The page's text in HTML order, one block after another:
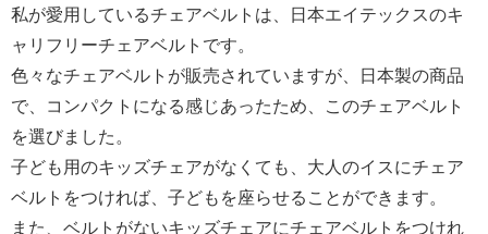
私が愛用しているチェアベルトは、日本エイテックスのキ
ャリフリーチェアベルトです。
色々なチェアベルトが販売されていますが、日本製の商品
で、コンパクトになる感じあったため、このチェアベルト
を選びました。
子ども用のキッズチェアがなくても、大人のイスにチェア
ベルトをつければ、子どもを座らせることができます。
また、ベルトがないキッズチェアにチェアベルトをつけれ